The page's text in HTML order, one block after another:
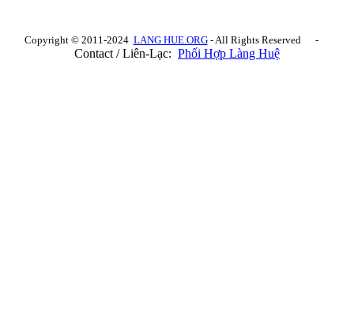
Copyright © 2011-2024 LANG HUE.ORG- All Rights Reserved -
Contact / Liên-Lạc: Phối Hợp Làng Huệ